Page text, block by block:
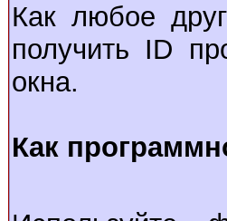
Как любое
получить ID
окна.
Как